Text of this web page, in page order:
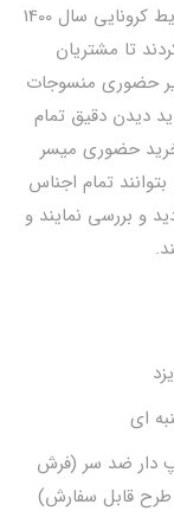
دارد. حال فرزندان برای ارائه خدمات بهتر در شرایط کرونایی سال 1400
تا مشتریان
حضوری منسوجات
دیدن دقیق تمام
حضوری میسر
تمام اجناس
و بررسی نمایند و
ای
دار ضد سر (فرش